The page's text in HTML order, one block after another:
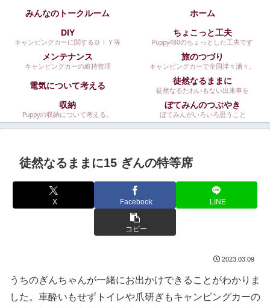
みんなのトークルーム
ホーム
DIY
キャンピングカーに関するＤＩＹ等
ちょこっと工夫
Puppy480のちょっとした工夫です
メンテナンス
キャンピングカーの維持管理
旅のつづり
キャンピングカーで全国津々浦々。
電気について考える 徒然なるままに
徒然なるたわいもない出来事を
収納
Puppyの収納について考える。
ぼてみんのつぶやき
ぼてみんがいろいろ思うこと
徒然なるままに15 ぎんの特等席
X Facebook LINE
コピー
2023.03.09
うちのぎんちゃんが一緒にお出かけできることがわかりま
した。車酔いもせずトイレや爪研ぎもキャンピングカーの